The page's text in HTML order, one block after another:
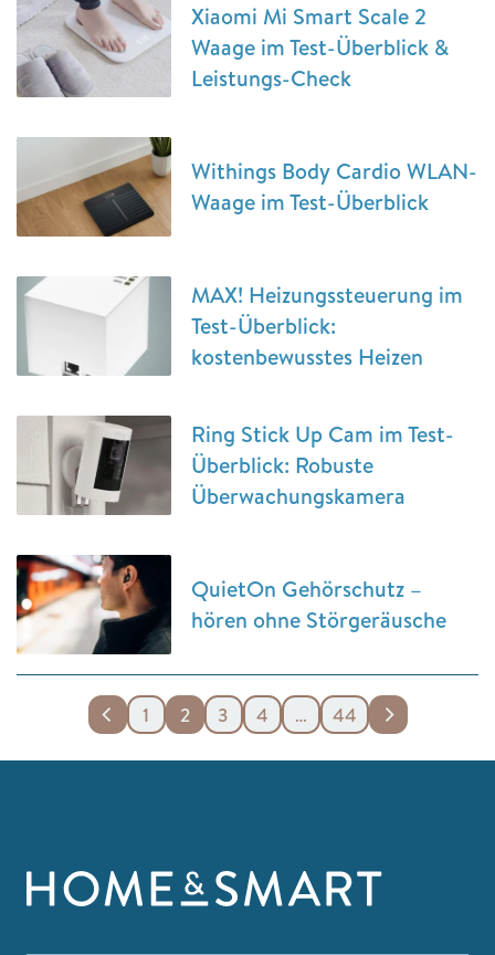
Xiaomi Mi Smart Scale 2
Waage im Test-Überblick &
Leistungs-Check
Withings Body Cardio WLAN-
Waage im Test-Überblick
MAX! Heizungssteuerung im
Test-Überblick:
kostenbewusstes Heizen
Ring Stick Up Cam im Test-
Überblick: Robuste
Überwachungskamera
QuietOn Gehörschutz –
hören ohne Störgeräusche
1 2 3 4 … 44